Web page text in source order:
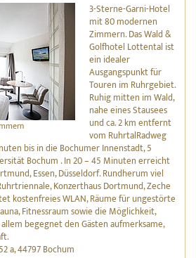
3-Sterne-Garni-Hotel
mit 80 modernen
Zimmern. Das Wald &
Golfhotel Lottental ist
ein idealer
Ausgangspunkt für
Touren im Ruhrgebiet.
Ruhig mitten im Wald,
nahe eines Stausees
und ca. 2 km entfernt
vom RuhrtalRadweg
bis in die Bochumer Innenstadt, 5
Bochum . In 20 – 45 Minuten erreicht
Essen, Düsseldorf. Rundherum viel
Konzerthaus Dortmund, Zeche
kostenfreies WLAN, Räume für ungestörte
Fitnessraum sowie die Möglichkeit,
begegnet den Gästen aufmerksame,
a, 44797 Bochum